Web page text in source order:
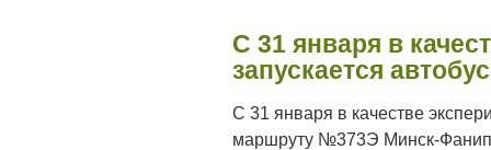
С 31 января в
запускается
С 31 января в качестве
маршруту №373Э Минск-